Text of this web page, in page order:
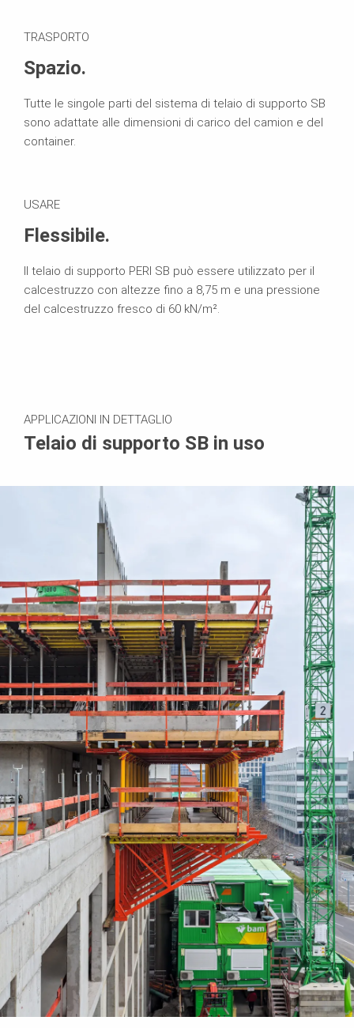
TRASPORTO
Spazio.
Tutte le singole parti del sistema di telaio di supporto SB
sono adattate alle dimensioni di carico del camion e del
container.
USARE
Flessibile.
Il telaio di supporto PERI SB può essere utilizzato per il
calcestruzzo con altezze fino a 8,75 m e una pressione
del calcestruzzo fresco di 60 kN/m².
APPLICAZIONI IN DETTAGLIO
Telaio di supporto SB in uso